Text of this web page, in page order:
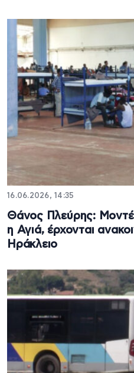
16.06.2026, 14:35
Θάνος Πλεύρης:
η Αγιά, έρχονται
Ηράκλειο